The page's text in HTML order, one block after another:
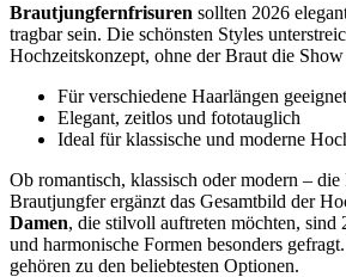
Brautjungfernfrisuren sollten 2026
tragbar sein. Die schönsten Styles
Hochzeitskonzept, ohne der Braut die Show
Für verschiedene Haarlängen geeignet
Elegant, zeitlos und fototauglich
Ideal für klassische und moderne
Ob romantisch, klassisch oder modern – die
Brautjungfer ergänzt das Gesamtbild der
Damen, die stilvoll auftreten möchten, sind
und harmonische Formen besonders
gehören zu den beliebtesten Optionen.